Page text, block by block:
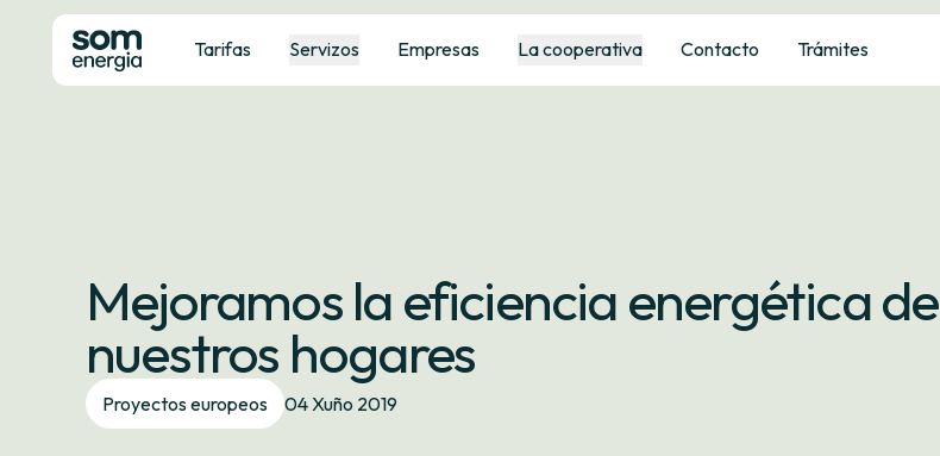
Tarifas Servizos Empresas La cooperativa Contacto Trámites
Mejoramos la eficiencia energética de
nuestros hogares
Proyectos europeos 04 Xuño 2019